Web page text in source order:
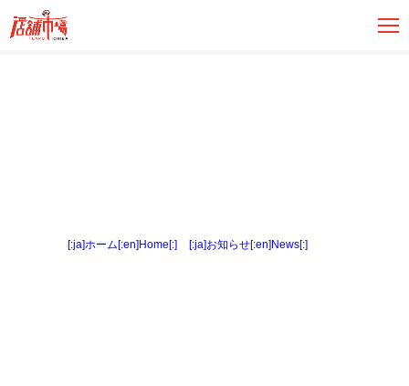
[:ja]ホーム[:en]Home[:] [:ja]お知らせ[:en]News[:]